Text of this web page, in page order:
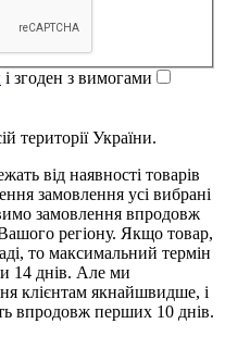
і згоден з вимогами
території України.
від наявності товарів
замовлення усі вибрані
замовлення впродовж
регіону. Якщо товар,
то максимальний термін
14 днів. Але ми
клієнтам якнайшвидше, і
впродовж перших 10 днів.